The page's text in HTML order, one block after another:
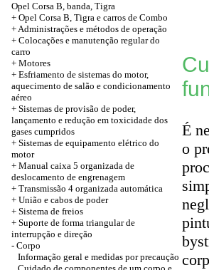
Opel Corsa B, banda, Tigra
+ Opel Corsa B, Tigra e carros de Combo
+ Administrações e métodos de operação
+ Colocações e manutenção regular do
carro
+ Motores
+ Esfriamento de sistemas do motor,
aquecimento de salão e condicionamento
aéreo
+ Sistemas de provisão de poder,
lançamento e redução em toxicidade dos
gases cumpridos
+ Sistemas de equipamento elétrico do
motor
+ Manual caixa 5 organizada de
deslocamento de engrenagem
+ Transmissão 4 organizada automática
+ União e cabos de poder
+ Sistema de freios
+ Suporte de forma triangular de
interrupção e direção
- Corpo
Informação geral e medidas por precaução
É
o